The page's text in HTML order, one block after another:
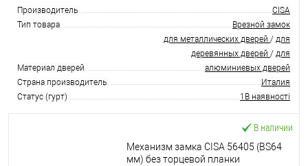
Производитель
CISA
Тип товара
Врезной замок
Материал дверей
для металлических дверей / для
деревянных дверей / для
алюминиевых дверей
Страна производитель
Италия
Статус (гурт)
1В наявності
В наличии
Механизм замка CISA 56405 (BS64
мм) без торцевой планки